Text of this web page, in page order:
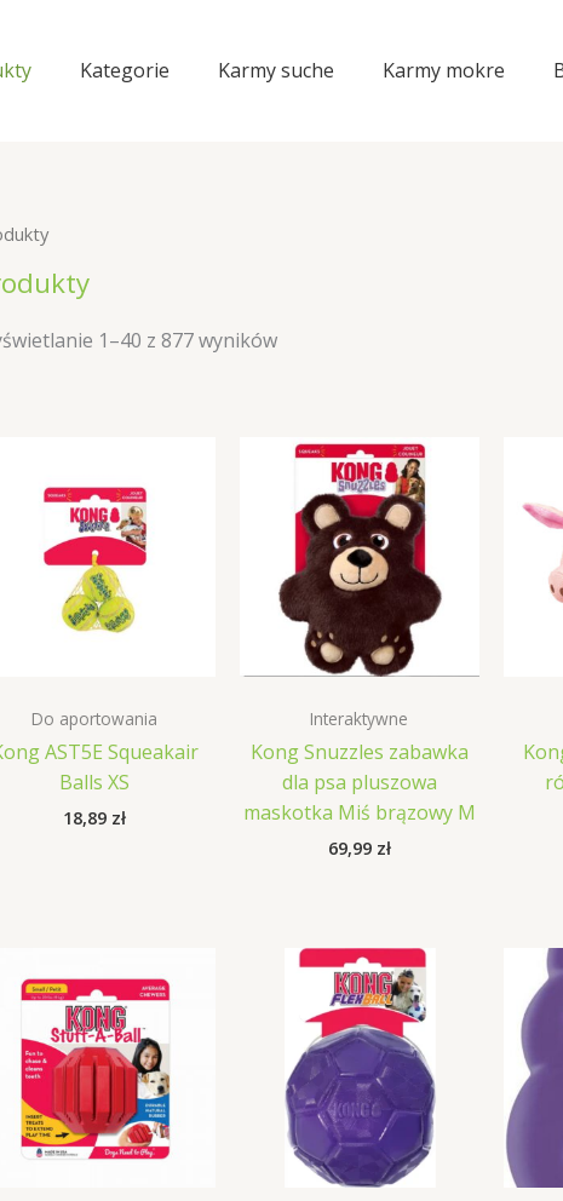
Kategorie Karmy suche Karmy mokre
1–40 z 877 wyników
Do aportowania
AST5E Squeakair
Balls XS
18,89 zł
Interaktywne
Kong Snuzzles zabawka
dla psa pluszowa
maskotka Miś brązowy M
69,99 zł